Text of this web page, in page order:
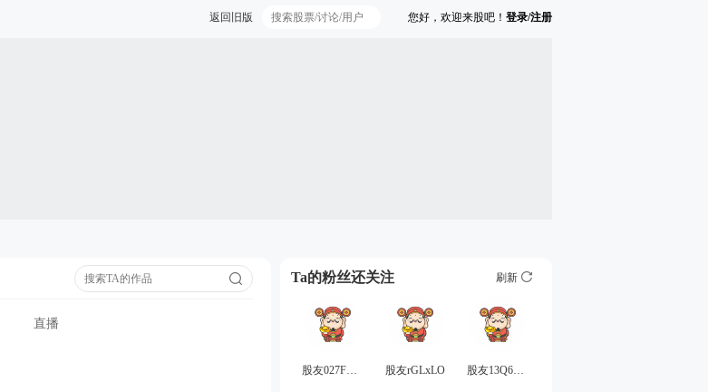
您好，欢迎来股吧！ 登录/注册
返回旧版
直播
Ta的粉丝还关注 刷新
股友027FX28990 股友rGLxLO 股友13Q6556E67